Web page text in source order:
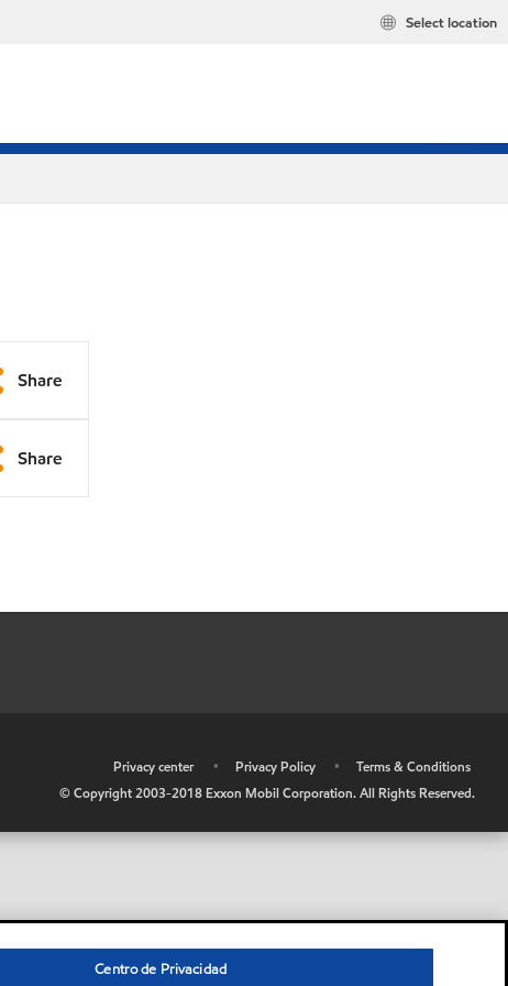
Select location
Share
Share
Privacy center • Privacy Policy •
Terms & Conditions
© Copyright 2003-2018 Exxon Mobil Corporation. All Rights Reserved.
Centro de Privacidad